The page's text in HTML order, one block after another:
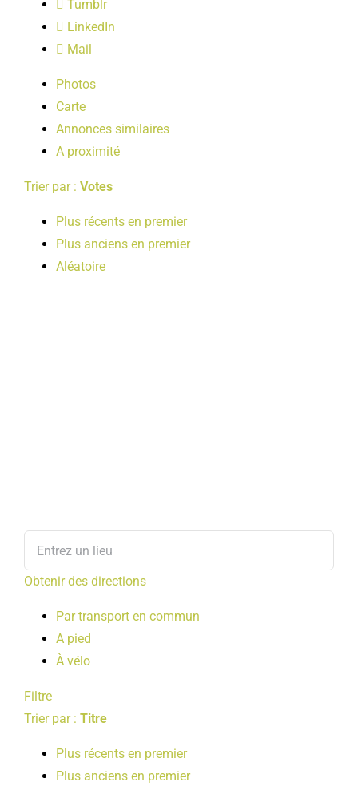
Tumblr
LinkedIn
Mail
Photos
Carte
Annonces similaires
A proximité
Trier par : Votes
Plus récents en premier
Plus anciens en premier
Aléatoire
Obtenir des directions
Par transport en commun
A pied
À vélo
Filtre
Trier par : Titre
Plus récents en premier
Plus anciens en premier